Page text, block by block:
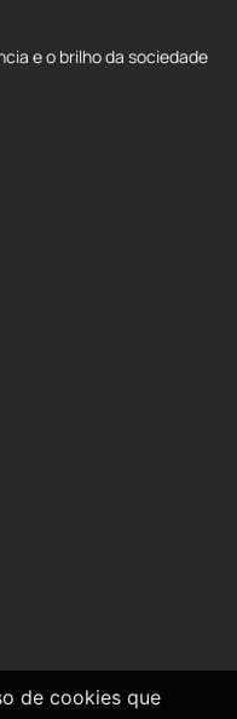
e o brilho da sociedade
de cookies que